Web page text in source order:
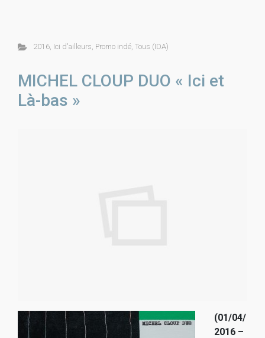
2016, Ici d'ailleurs, Promo indé, Tous (IDA)
MICHEL CLOUP DUO « Ici et
Là-bas »
(01/04/
2016 –